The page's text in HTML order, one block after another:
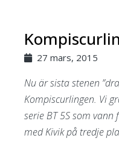
27 mars, 2015
Nu är sista stenen
Kompiscurlingen. Vi
serie BT 5S som vann
med Kivik på tredje